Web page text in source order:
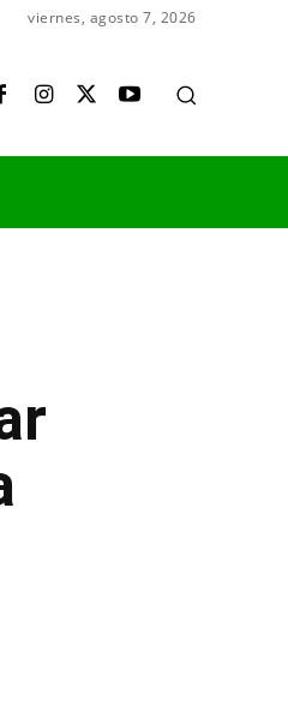
viernes, agosto 7, 2026